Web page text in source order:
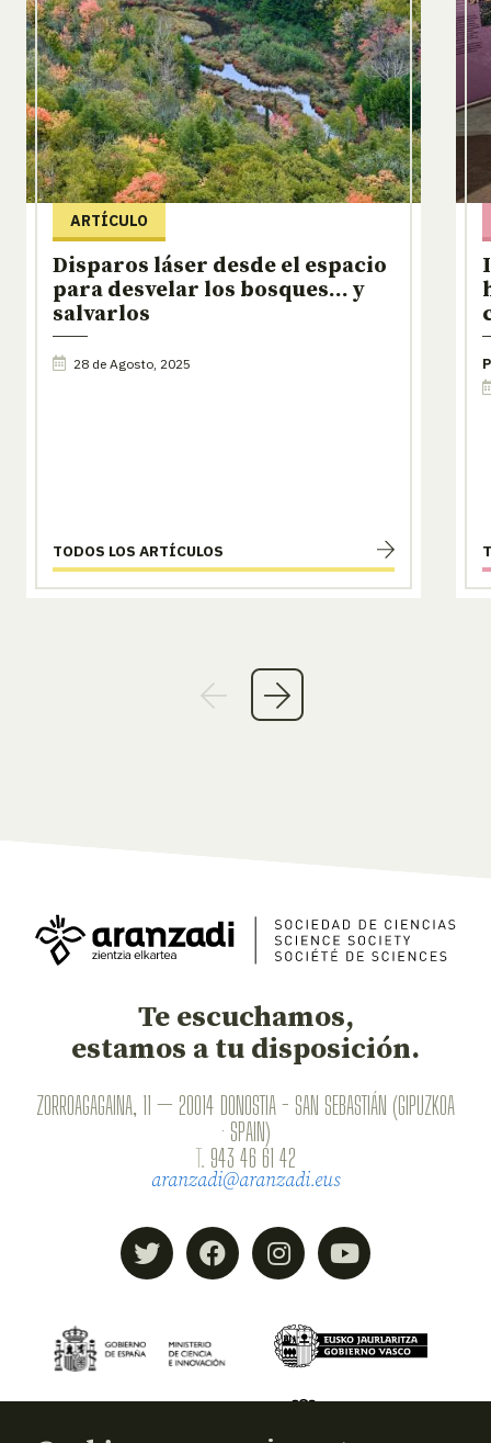
ARTÍCULO
Disparos láser desde el espacio
para desvelar los bosques… y
salvarlos
28 de Agosto, 2025
TODOS LOS ARTÍCULOS
Te escuchamos,
estamos a tu disposición.
ZORROAGAGAINA, 11 — 20014 DONOSTIA - SAN SEBASTIÁN (GIPUZKOA
· SPAIN)
T. 943 46 61 42
aranzadi@aranzadi.eus